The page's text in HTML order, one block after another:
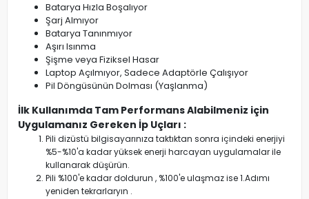
Batarya Hızla Boşalıyor
Şarj Almıyor
Batarya Tanınmıyor
Aşırı Isınma
Şişme veya Fiziksel Hasar
Laptop Açılmıyor, Sadece Adaptörle Çalışıyor
Pil Döngüsünün Dolması (Yaşlanma)
İlk Kullanımda Tam Performans Alabilmeniz için
Uygulamanız Gereken İp Uçları :
Pili dizüstü bilgisayarınıza taktıktan sonra içindeki enerjiyi
%5-%10'a kadar yüksek enerji harcayan uygulamalar ile
kullanarak düşürün.
Pili %100'e kadar doldurun , %100'e ulaşmaz ise 1.Adımı
yeniden tekrarlaryın .